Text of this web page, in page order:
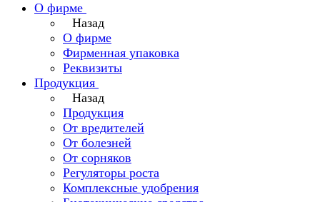
О фирме
Назад
О фирме
Фирменная упаковка
Реквизиты
Продукция
Назад
Продукция
От вредителей
От болезней
От сорняков
Регуляторы роста
Комплексные удобрения